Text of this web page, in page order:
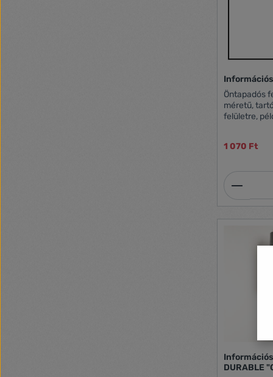
Öntapadós
méretű, tartós
felületre,
1 070 Ft
DURABLE